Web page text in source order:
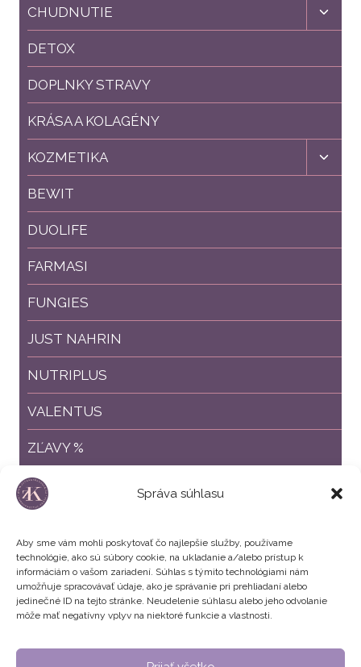
Správa súhlasu
Aby sme vám mohli poskytovať čo najlepšie služby, používame
technológie, ako sú súbory cookie, na ukladanie a/alebo prístup k
informáciám o vašom zariadení. Súhlas s týmito technológiami nám
umožňuje spracovávať údaje, ako je správanie pri prehliadaní alebo
jedinečné ID na tejto stránke. Neudelenie súhlasu alebo jeho odvolanie
môže mať negatívny vplyv na niektoré funkcie a vlastnosti.
CHUDNUTIE
child
DETOX
DOPLNKY STRAVY
KRÁSA A KOLAGÉNY
KOZMETIKA
child
BEWIT
DUOLIFE
FARMASI
FUNGIES
JUST NAHRIN
NUTRIPLUS
VALENTUS
ZĽAVY %
ZVÝHODNENÉ BALÍČKY